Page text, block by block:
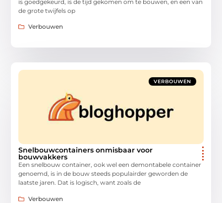
is goedgekeurd, is de tijd gekomen om te bouwen, en een van
de grote twijfels op
Verbouwen
VERBOUWEN
Snelbouwcontainers onmisbaar voor
bouwvakkers
Een snelbouw container, ook wel een demontabele container
genoemd, is in de bouw steeds populairder geworden de
laatste jaren. Dat is logisch, want zoals de
Verbouwen